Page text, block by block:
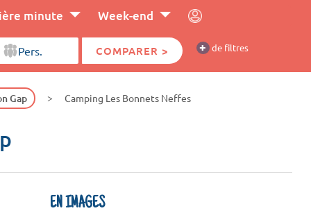
minute Week-end
COMPARER > + de filtres
Gap Camping Les Bonnets Neffes
EN IMAGES